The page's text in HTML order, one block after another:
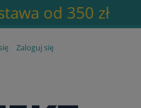
od 350 zł
Zaloguj się